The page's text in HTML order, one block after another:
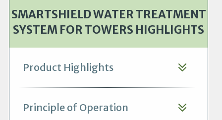
SMARTSHIELD WATER TREATMENT
SYSTEM FOR TOWERS HIGHLIGHTS
Product Highlights
Principle of Operation